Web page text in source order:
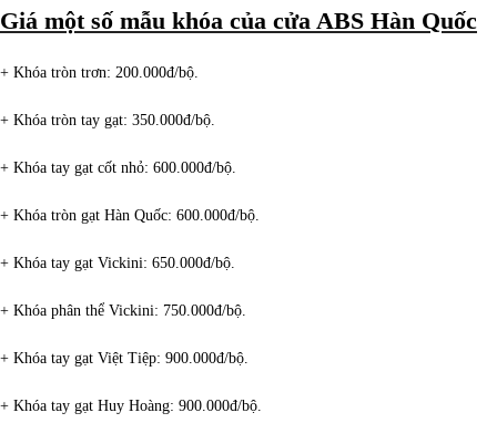
Giá một số mẫu khóa của cửa ABS Hàn Quốc
+ Khóa tròn trơn: 200.000đ/bộ.
+ Khóa tròn tay gạt: 350.000đ/bộ.
+ Khóa tay gạt cốt nhỏ: 600.000đ/bộ.
+ Khóa tròn gạt Hàn Quốc: 600.000đ/bộ.
+ Khóa tay gạt Vickini: 650.000đ/bộ.
+ Khóa phân thể Vickini: 750.000đ/bộ.
+ Khóa tay gạt Việt Tiệp: 900.000đ/bộ.
+ Khóa tay gạt Huy Hoàng: 900.000đ/bộ.